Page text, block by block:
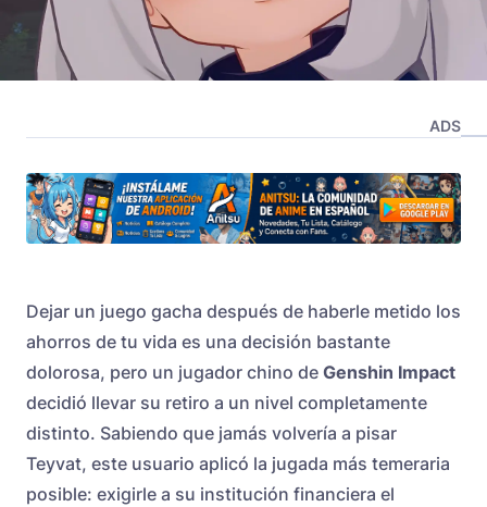
ADS
Dejar un juego gacha después de haberle metido los
ahorros de tu vida es una decisión bastante
dolorosa, pero un jugador chino de Genshin Impact
decidió llevar su retiro a un nivel completamente
distinto. Sabiendo que jamás volvería a pisar
Teyvat, este usuario aplicó la jugada más temeraria
posible: exigirle a su institución financiera el